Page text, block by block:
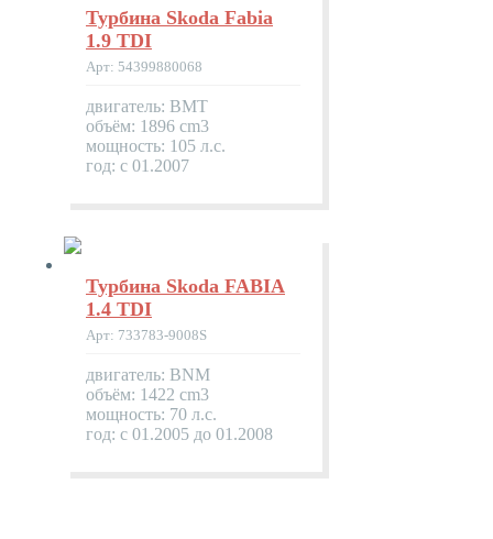
Турбина Skoda Fabia
1.9 TDI
Арт: 54399880068
двигатель: BMT
объём: 1896 cm3
мощность: 105 л.с.
год: с 01.2007
Турбина Skoda FABIA
1.4 TDI
Арт: 733783-9008S
двигатель: BNM
объём: 1422 cm3
мощность: 70 л.с.
год: с 01.2005 до 01.2008